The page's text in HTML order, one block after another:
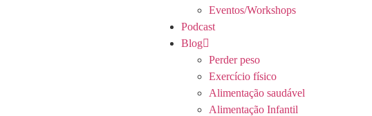
Eventos/Workshops
Podcast
Blog
Perder peso
Exercício físico
Alimentação saudável
Alimentação Infantil